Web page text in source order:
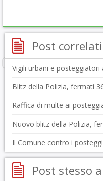
Post correlati
Vigili urbani e posteggiatori
Blitz della Polizia, fermati
Raffica di multe ai
Nuovo blitz della Polizia,
Il Comune contro i
Post stesso